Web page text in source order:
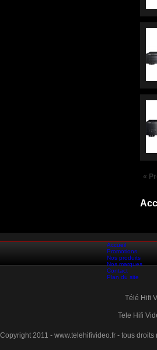
«
Accueil
Promotions
Nos produits
Nos marques
Contact
Plan du site
Télé Hifi
Tele Hifi
Copyright 2011 - www.telehifivideo.fr - tous droits